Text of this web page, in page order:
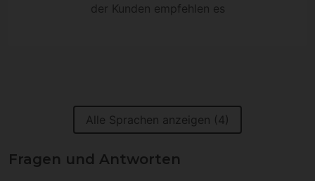
der Kunden empfehlen es
Alle Sprachen anzeigen (4)
Fragen und Antworten